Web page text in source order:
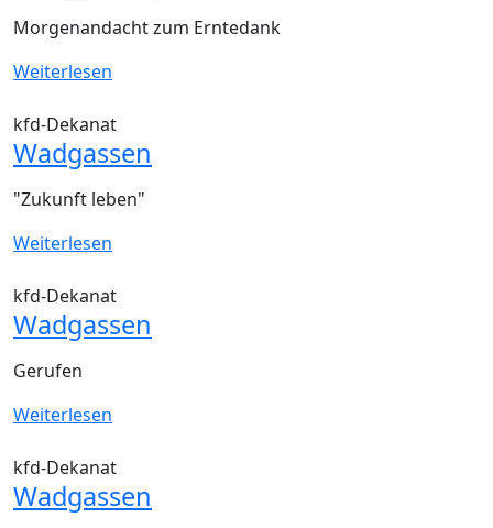
Morgenandacht zum Erntedank
Weiterlesen
kfd-Dekanat
Wadgassen
"Zukunft leben"
Weiterlesen
kfd-Dekanat
Wadgassen
Gerufen
Weiterlesen
kfd-Dekanat
Wadgassen